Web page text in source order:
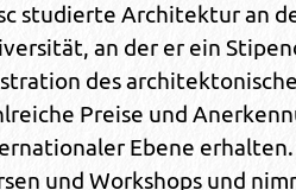
studierte Architektur an
an der er ein
des
Preise und
Ebene
und Workshops und